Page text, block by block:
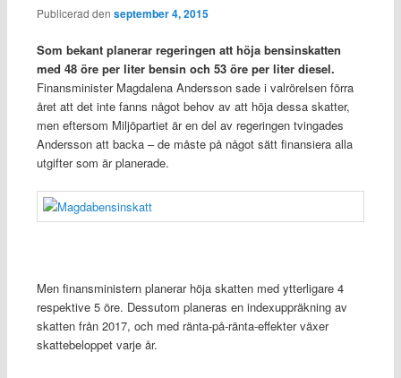
Publicerad den september 4, 2015
Som bekant planerar regeringen att höja bensinskatten
med 48 öre per liter bensin och 53 öre per liter diesel.
Finansminister Magdalena Andersson sade i valrörelsen förra
året att det inte fanns något behov av att höja dessa skatter,
men eftersom Miljöpartiet är en del av regeringen tvingades
Andersson att backa – de måste på något sätt finansiera alla
utgifter som är planerade.
Men finansministern planerar höja skatten med ytterligare 4
respektive 5 öre. Dessutom planeras en indexuppräkning av
skatten från 2017, och med ränta-på-ränta-effekter växer
skattebeloppet varje år.